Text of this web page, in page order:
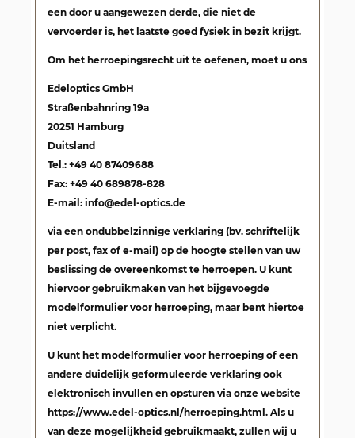
een door u aangewezen derde, die niet de
vervoerder is, het laatste goed fysiek in bezit krijgt.
Om het herroepingsrecht uit te oefenen, moet u ons
Edeloptics GmbH
Straßenbahnring 19a
20251 Hamburg
Duitsland
Tel.: +49 40 87409688
Fax: +49 40 689878-828
E-mail: info@edel-optics.de
via een ondubbelzinnige verklaring (bv. schriftelijk
per post, fax of e-mail) op de hoogte stellen van uw
beslissing de overeenkomst te herroepen. U kunt
hiervoor gebruikmaken van het bijgevoegde
modelformulier voor herroeping, maar bent hiertoe
niet verplicht.
U kunt het modelformulier voor herroeping of een
andere duidelijk geformuleerde verklaring ook
elektronisch invullen en opsturen via onze website
https://www.edel-optics.nl/herroeping.html. Als u
van deze mogelijkheid gebruikmaakt, zullen wij u